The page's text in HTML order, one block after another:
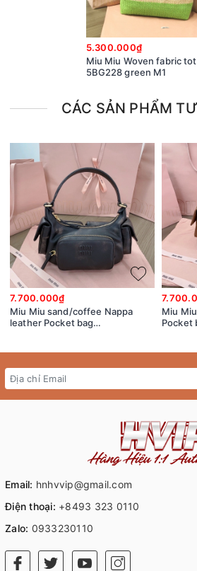
5.300.000₫
Miu Miu Woven fabric tote bag
5BG228 green M1
CÁC SẢN PHẨM
7.700.000₫
Miu Miu sand/coffee Nappa
leather Pocket bag
Miu
Pocket
Email: hnhvvip@gmail.com
Điện thoại: +8493 323 0110
Zalo: 0933230110